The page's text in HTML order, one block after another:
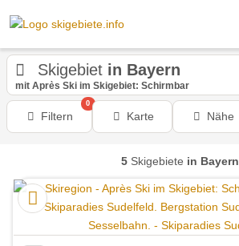
Skigebiet in Bayern
mit Après Ski im Skigebiet: Schirmbar
Filtern
0
Karte Nähe
5Skigebiete in Bayern